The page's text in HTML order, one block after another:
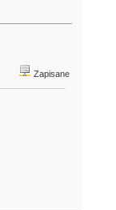
Zapisane